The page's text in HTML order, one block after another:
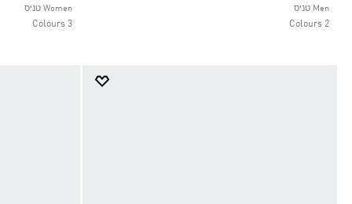
Selected
Men טניס
2 Colours
Selected
Women טניס
3 Colours